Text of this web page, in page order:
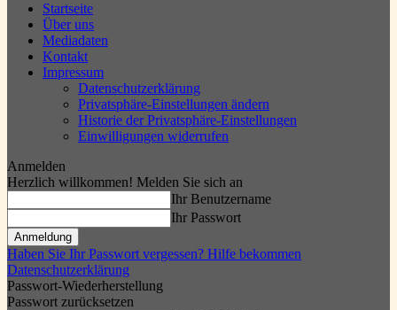
Startseite
Über uns
Mediadaten
Kontakt
Impressum
Datenschutzerklärung
Privatsphäre-Einstellungen ändern
Historie der Privatsphäre-Einstellungen
Einwilligungen widerrufen
Anmelden
Herzlich willkommen! Melden Sie sich an
Ihr Benutzername
Ihr Passwort
Haben Sie Ihr Passwort vergessen? Hilfe bekommen
Datenschutzerklärung
Passwort-Wiederherstellung
Passwort zurücksetzen